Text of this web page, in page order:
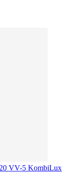
VV-5 KombiLux